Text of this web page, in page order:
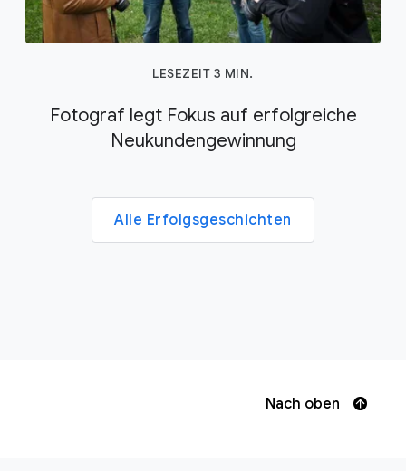
LESEZEIT 3 MIN.
Fotograf legt Fokus auf erfolgreiche
Neukundengewinnung
Alle Erfolgsgeschichten
Nach oben